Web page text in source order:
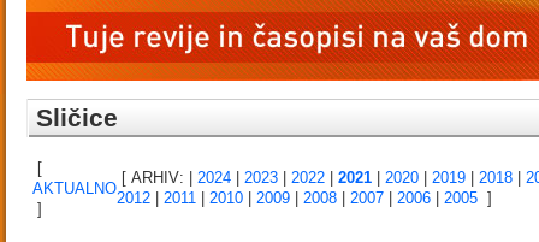
Sličice
[
AKTUALNO
]
[ ARHIV: 2024 2023 2022 2021 2020 2019 2018
2012
2011 2010 2009 2008 2007 2006 2005 ]